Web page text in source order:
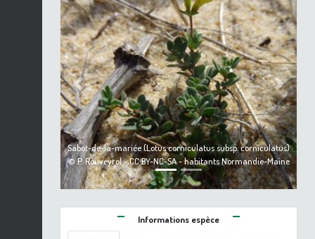
Sabot-de-la-mariée (Lotus corniculatus subsp. corniculatus)
© P. Rouveyrol - CC BY-NC-SA - habitants Normandie-Maine
Previous Next
Informations espèce